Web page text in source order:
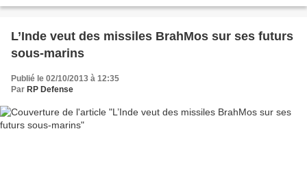
L’Inde veut des missiles BrahMos sur ses futurs
sous-marins
Publié le 02/10/2013 à 12:35
Par RP Defense